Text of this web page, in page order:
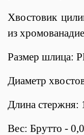
Хвостовик
из
Размер шлица:
Диаметр
Длина стержня:
Вес: Брутто -